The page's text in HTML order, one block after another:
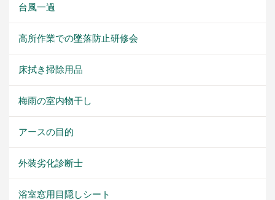
台風一過
高所作業での墜落防止研修会
床拭き掃除用品
梅雨の室内物干し
アースの目的
外装劣化診断士
浴室窓用目隠しシート